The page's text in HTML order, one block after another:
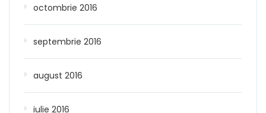
octombrie 2016
septembrie 2016
august 2016
iulie 2016